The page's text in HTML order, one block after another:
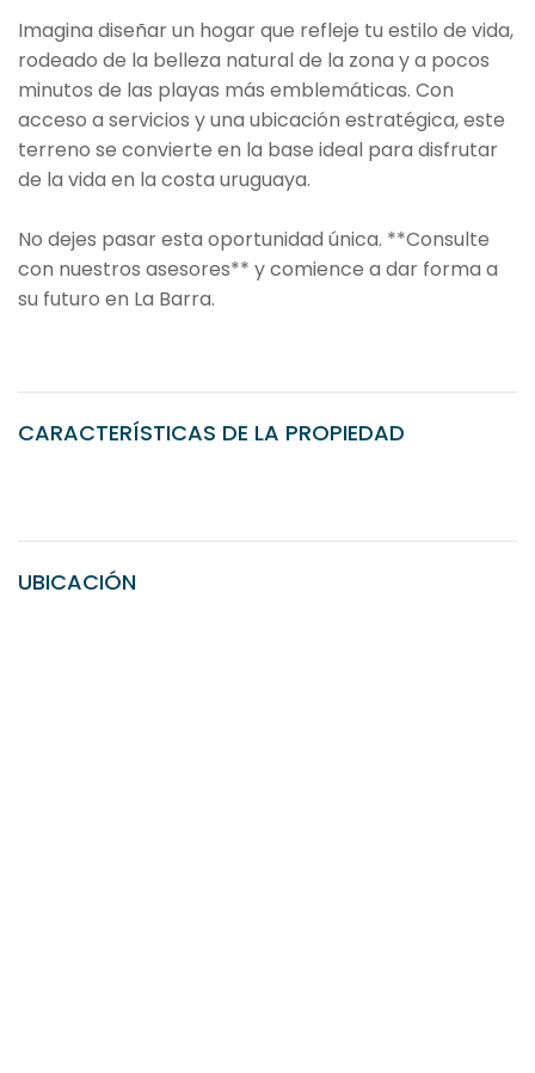
Imagina diseñar un hogar que refleje tu estilo de vida,
rodeado de la belleza natural de la zona y a pocos
minutos de las playas más emblemáticas. Con
acceso a servicios y una ubicación estratégica, este
terreno se convierte en la base ideal para disfrutar
de la vida en la costa uruguaya.
No dejes pasar esta oportunidad única. **Consulte
con nuestros asesores** y comience a dar forma a
su futuro en La Barra.
CARACTERÍSTICAS DE LA PROPIEDAD
UBICACIÓN